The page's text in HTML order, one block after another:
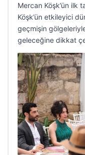
Mercan Köşk’ün ilk
Köşk’ün etkileyici
geçmişin
geleceğine dikkat